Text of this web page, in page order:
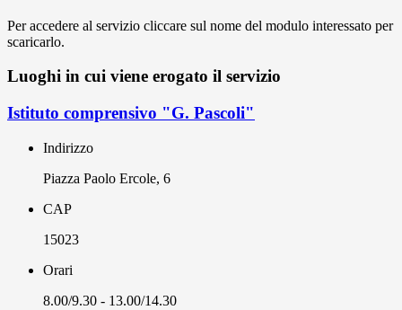
Per accedere al servizio cliccare sul nome del modulo interessato per
scaricarlo.
Luoghi in cui viene erogato il servizio
Istituto comprensivo "G. Pascoli"
Indirizzo
Piazza Paolo Ercole, 6
CAP
15023
Orari
8.00/9.30 - 13.00/14.30